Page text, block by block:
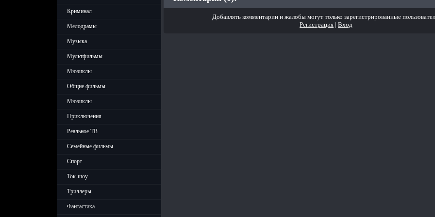
Криминал
Мелодрамы
Музыка
Мультфильмы
Мюзиклы
Общие фильмы
Мюзиклы
Приключения
Реальное ТВ
Семейные фильмы
Спорт
Ток-шоу
Триллеры
Фантастика
Добавлять комментарии и жалобы могут только зарегистрированные
Регистрация |Вход